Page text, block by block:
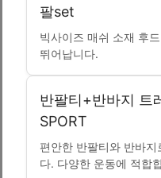
팔set
빅사이즈 매쉬 소재 후
뛰어납니다.
반팔티+반바지 트
SPORT
편안한 반팔티와 반바
다. 다양한 운동에 적합